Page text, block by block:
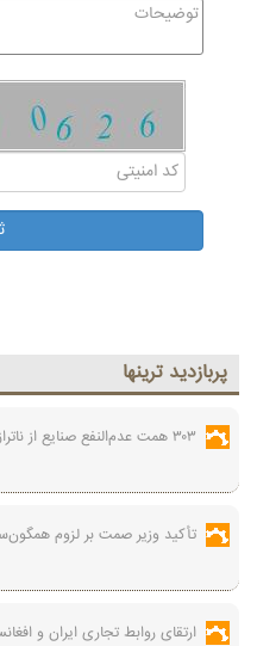
پربازديد ترينها
۳۰۳ همت عدم‌النفع صنایع از ناترازی‌ها
تأکید وزیر صمت بر لزوم
ارتقای روابط تجاری ایران و